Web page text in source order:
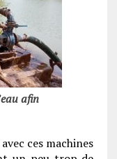
afin
ces machines